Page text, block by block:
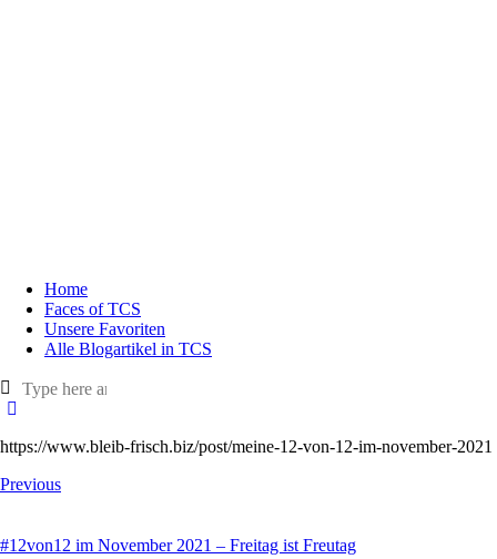
Home
Faces of TCS
Unsere Favoriten
Alle Blogartikel in TCS
https://www.bleib-frisch.biz/post/meine-12-von-12-im-november-2021
Previous
#12von12 im November 2021 – Freitag ist Freutag